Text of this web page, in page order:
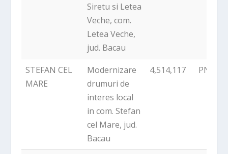
Siretu si Letea
Veche, com.
Letea Veche,
jud. Bacau
STEFAN CEL
MARE
Modernizare
drumuri de
interes local
in com. Stefan
cel Mare, jud.
Bacau
4,514,117 PNDR